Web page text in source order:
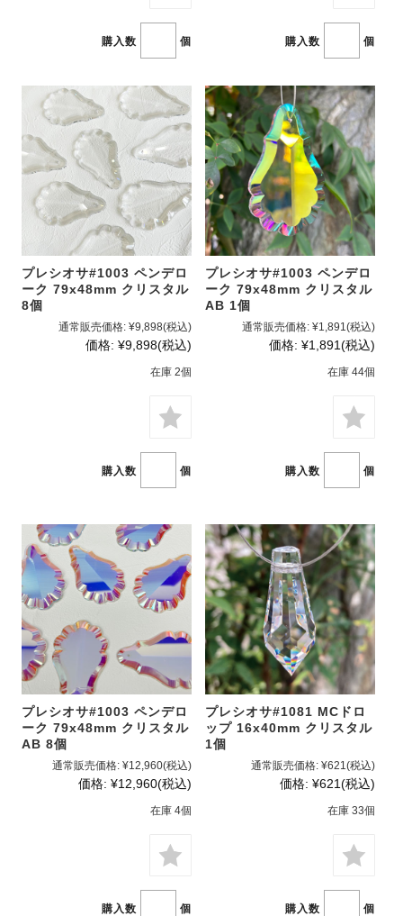
購入数 個 購入数 個
プレシオサ#1003 ペンデロ
ーク 79x48mm クリスタル
8個
通常販売価格: ¥9,898(税込)
価格: ¥9,898(税込)
在庫 2個
購入数 個
プレシオサ#1003 ペンデロ
ーク 79x48mm クリスタル
AB 1個
通常販売価格: ¥1,891(税込)
価格: ¥1,891(税込)
在庫 44個
購入数 個
プレシオサ#1003 ペンデロ
ーク 79x48mm クリスタル
AB 8個
通常販売価格: ¥12,960(税込)
価格: ¥12,960(税込)
在庫 4個
購入数 個
プレシオサ#1081 MCドロ
ップ 16x40mm クリスタル
1個
通常販売価格: ¥621(税込)
価格: ¥621(税込)
在庫 33個
購入数 個